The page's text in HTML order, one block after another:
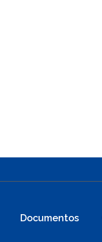
Documentos